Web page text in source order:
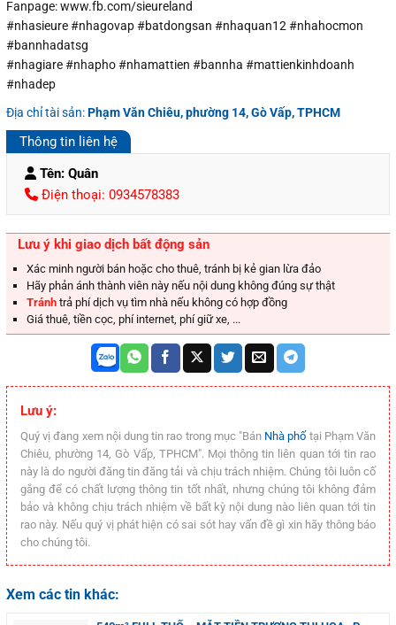
Fanpage: www.fb.com/sieureland
#nhasieure #nhagovap #batdongsan #nhaquan12 #nhahocmon
#bannhadatsg
#nhagiare #nhapho #nhamattien #bannha #mattienkinhdoanh
#nhadep
Địa chỉ tài sản:Phạm Văn Chiêu, phường 14, Gò Vấp, TPHCM
Thông tin liên hệ
Tên: Quân
Điện thoại: 0934578383
Lưu ý khi giao dịch bất động sản
Xác minh người bán hoặc cho thuê, tránh bị kẻ gian lừa đảo
Hãy phản ánh thành viên này nếu nội dung không đúng sự thật
Tránh trả phí dịch vụ tìm nhà nếu không có hợp đồng
Giá thuê, tiền cọc, phí internet, phí giữ xe, ...
Lưu ý:
Quý vị đang xem nội dung tin rao trong mục "Bán Nhà phố tại Phạm Văn
Chiêu, phường 14, Gò Vấp, TPHCM". Mọi thông tin liên quan tới tin rao
này là do người đăng tin đăng tải và chịu trách nhiệm. Chúng tôi luôn cố
gắng để có chất lượng thông tin tốt nhất, nhưng chúng tôi không đảm
bảo và không chịu trách nhiệm về bất kỳ nội dung nào liên quan tới tin
rao này. Nếu quý vị phát hiện có sai sót hay vấn đề gì xin hãy thông báo
cho chúng tôi.
Xem các tin khác: